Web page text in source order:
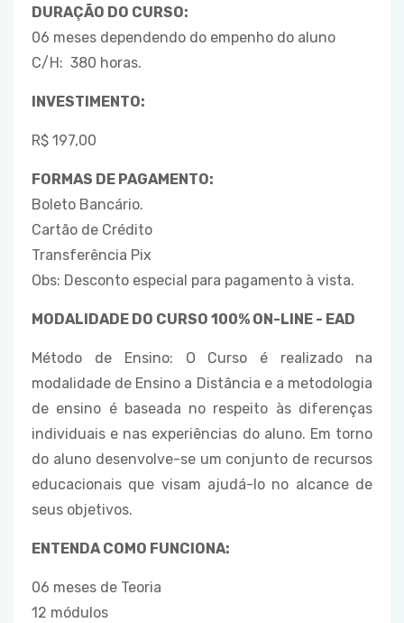
DURAÇÃO DO CURSO:
06 meses dependendo do empenho do aluno
C/H: 380 horas.
INVESTIMENTO:
R$ 197,00
FORMAS DE PAGAMENTO:
Boleto Bancário.
Cartão de Crédito
Transferência Pix
Obs: Desconto especial para pagamento à vista.
MODALIDADE DO CURSO 100% ON-LINE - EAD
Método de Ensino: O Curso é realizado na
modalidade de Ensino a Distância e a metodologia
de ensino é baseada no respeito às diferenças
individuais e nas experiências do aluno. Em torno
do aluno desenvolve-se um conjunto de recursos
educacionais que visam ajudá-lo no alcance de
seus objetivos.
ENTENDA COMO FUNCIONA:
06 meses de Teoria
12 módulos